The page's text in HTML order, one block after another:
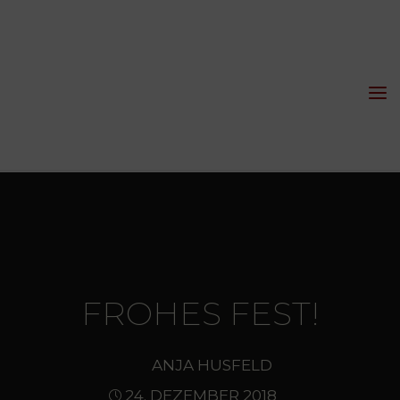
FROHES FEST!
ANJA HUSFELD
24. DEZEMBER 2018